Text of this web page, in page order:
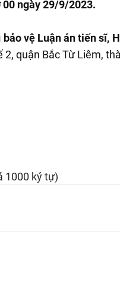
00 ngày 29/9/2023.
bảo vệ Luận án tiến sĩ,
2, quận Bắc Từ Liêm,
1000 ký tự)